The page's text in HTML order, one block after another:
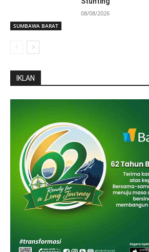
SUMBAWA BARAT
08/08/2026
IKLAN